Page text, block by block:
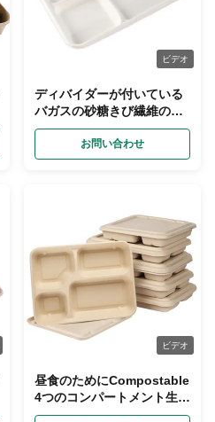
ビデオ
ディバイダーが付いている
バガスの砂糖きび繊維の
Compostable紙皿
お問い合わせ
ビデオ
昼食のためにCompostable
4つのコンパートメント生物
分解性のサトウキビのバガ